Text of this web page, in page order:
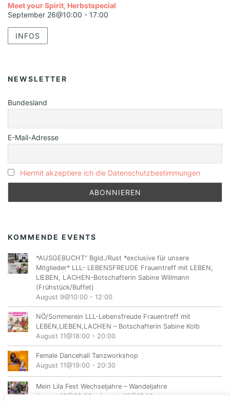
Meet your Spirit, Herbstspecial
September 26@10:00 - 17:00
INFOS
NEWSLETTER
Bundesland
E-Mail-Adresse
Hiermit akzeptiere ich die Datenschutzbestimmungen
KOMMENDE EVENTS
*AUSGEBUCHT“ Bgld./Rust *exclusive für unsere
Mitglieder* LLL- LEBENSFREUDE Frauentreff mit LEBEN,
LIEBEN, LACHEN-Botschafterin Sabine Willmann
(Frühstück/Buffet)
August 9@10:00 - 12:00
NÖ/Sommerein LLL-Lebensfreude Frauentreff mit
LEBEN,LIEBEN,LACHEN – Botschafterin Sabine Kolb
August 11@18:00 - 20:00
Female Dancehall Tanzworkshop
August 11@19:00 - 20:30
Mein Lila Fest Wechseljahre – Wandeljahre
August 12@08:00
August 16@17:00